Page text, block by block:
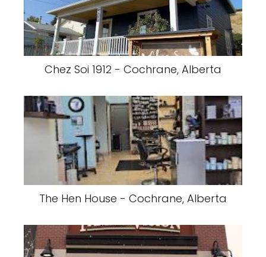
Chez Soi 1912 - Cochrane, Alberta
The Hen House - Cochrane, Alberta